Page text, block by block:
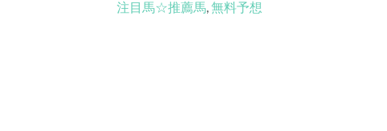
注目馬☆推薦馬,無料予想